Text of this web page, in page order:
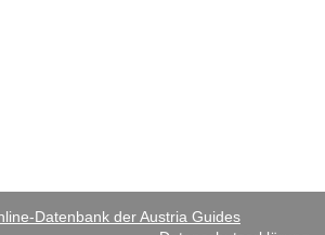
Datenbank der Austria Guides